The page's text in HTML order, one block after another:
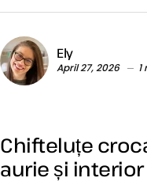
Ely
April 27, 2026 1
Chifteluțe
aurie și